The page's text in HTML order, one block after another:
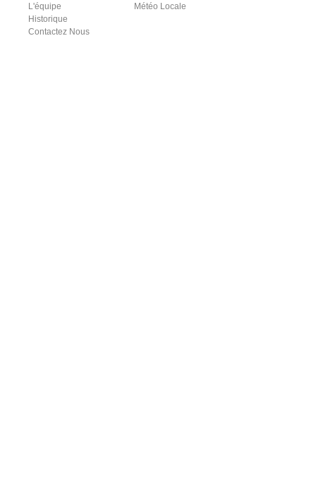
L'équipe
Historique
Contactez Nous
Météo Locale